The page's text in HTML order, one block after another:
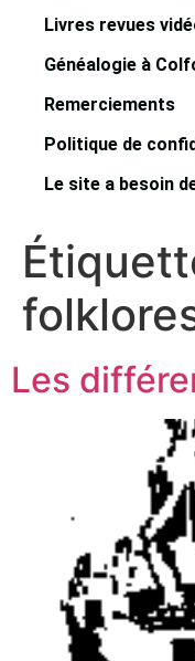
Livres revues
Généalogie à
Remerciements
Politique de
Le site a besoin
Les